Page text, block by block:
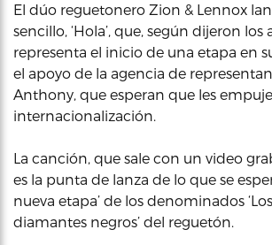
El dúo reguetonero Zion & Lennox
sencillo, ‘Hola’, que, según dijeron los
representa el inicio de una etapa en
el apoyo de la agencia de
Anthony, que esperan que les
internacionalización.
La canción, que sale con un video
es la punta de lanza de lo que se
nueva etapa’ de los denominados
diamantes negros’ del reguetón.